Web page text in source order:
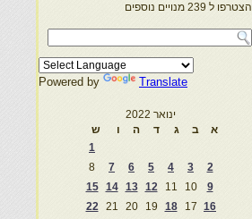
הצטרפו ל 239 מנויים נוספים
Powered by Translate
ינואר 2022
א
ב ג ד ה ו
ש
1
2
3
4
5
6
7
8
9
10
11
12
13
14
15
16
17
18
19
20
21
22